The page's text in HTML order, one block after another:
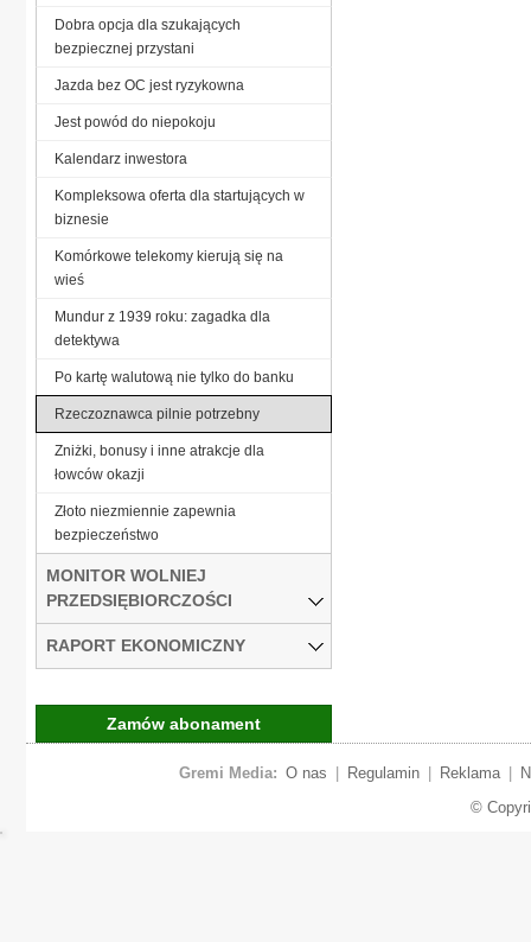
Dobra opcja dla szukających
bezpiecznej przystani
Jazda bez OC jest ryzykowna
Jest powód do niepokoju
Kalendarz inwestora
Kompleksowa oferta dla startujących w
biznesie
Komórkowe telekomy kierują się na
wieś
Mundur z 1939 roku: zagadka dla
detektywa
Po kartę walutową nie tylko do banku
Rzeczoznawca pilnie potrzebny
Zniżki, bonusy i inne atrakcje dla
łowców okazji
Złoto niezmiennie zapewnia
bezpieczeństwo
MONITOR WOLNIEJ
PRZEDSIĘBIORCZOŚCI
RAPORT EKONOMICZNY
Zamów abonament
Gremi Media: O nas Regulamin Reklama
©